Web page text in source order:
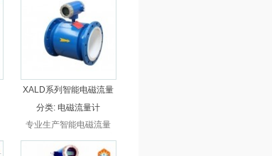
量计，一体式插入，还是
分体式插入电磁流量计，
厂家直接供应，比市场便
宜30%以上，超长保质，
无忧售后。
XALD系列智能电磁流量
分类: 电磁流量计
专业生产智能电磁流量
量计，还是分体式电磁流